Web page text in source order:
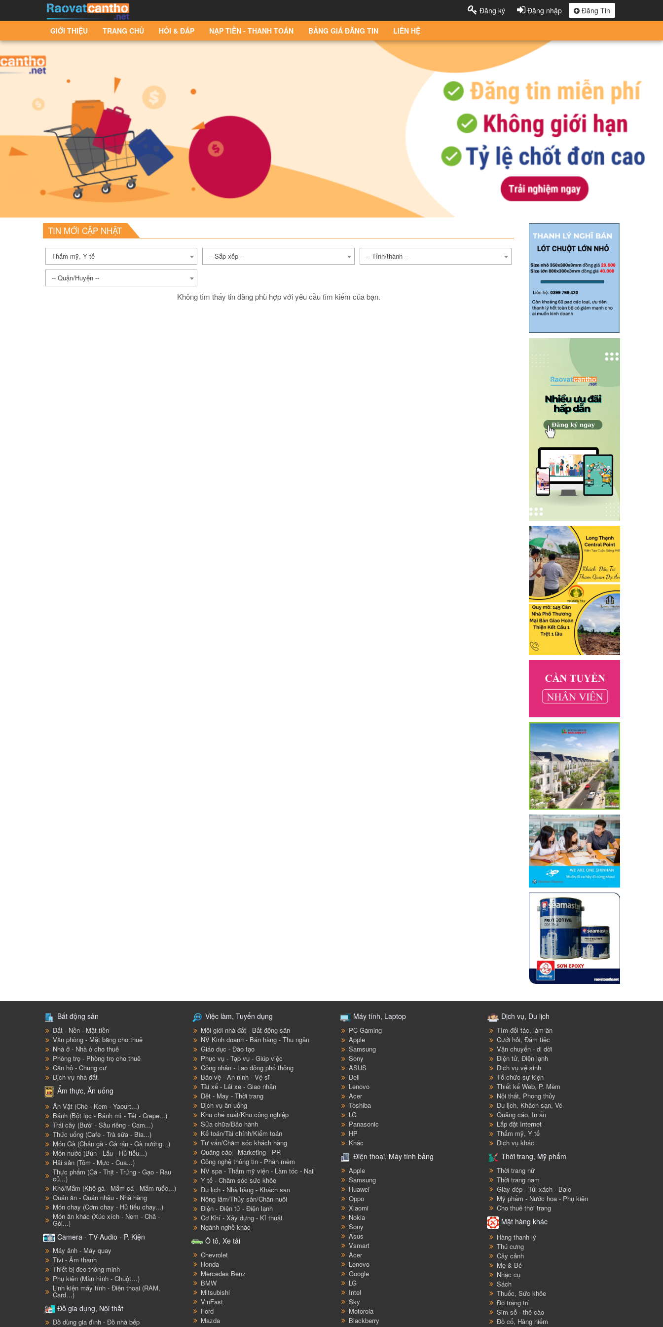
Đăng ký Đăng nhập Đăng Tin
GIỚI THIỆU TRANG CHỦ HỎI & ĐÁP NẠP TIỀN - THANH TOÁN BẢNG GIÁ ĐĂNG TIN LIÊN HỆ
TIN MỚI CẬP NHẬT
Thẩm mỹ, Y tế -- Sắp xếp -- -- Tỉnh/thành --
-- Quận/Huyện --
Không tìm thấy tin đăng phù hợp với yêu cầu tìm kiếm của bạn.
Bất động sản
Đất - Nền - Mặt tiền
Văn phòng - Mặt bằng cho thuê
Nhà ở - Nhà ở cho thuê
Phòng trọ - Phòng trọ cho thuê
Căn hộ - Chung cư
Dịch vụ nhà đất
Ẩm thực, Ăn uống
Ăn Vặt (Chè - Kem - Yaourt...)
Bánh (Bột lọc - Bánh mì - Tét - Crepe...)
Trái cây (Bưởi - Sầu riêng - Cam...)
Thức uống (Cafe - Trà sữa - Bia...)
Món Gà (Chân gà - Gà rán - Gà nướng...)
Món nước (Bún - Lẩu - Hủ tiếu...)
Hải sản (Tôm - Mực - Cua...)
Thực phẩm (Cá - Thịt - Trứng - Gạo - Rau
củ...)
Khô/Mắm (Khô gà - Mắm cá - Mắm ruốc...)
Quán ăn - Quán nhậu - Nhà hàng
Món chay (Cơm chay - Hủ tiếu chay...)
Món ăn khác (Xúc xích - Nem - Chả -
Gỏi...)
Camera - TV-Audio - P. Kiện
Máy ảnh - Máy quay
Tivi - Âm thanh
Thiết bị đeo thông minh
Phụ kiện (Màn hình - Chuột…)
Linh kiện máy tính - Điện thoại (RAM,
Card…)
Đồ gia dụng, Nội thất
Đồ dùng gia đình - Đồ nhà bếp
Việc làm, Tuyển dụng
Môi giới nhà đất - Bất động sản
NV Kinh doanh - Bán hàng - Thu ngân
Giáo dục - Đào tạo
Phục vụ - Tạp vụ - Giúp việc
Công nhân - Lao động phổ thông
Bảo vệ - An ninh - Vệ sĩ
Tài xế - Lái xe - Giao nhận
Dệt - May - Thời trang
Dịch vụ ăn uống
Khu chế xuất/Khu công nghiệp
Sửa chữa/Bảo hành
Kế toán/Tài chính/Kiểm toán
Tư vấn/Chăm sóc khách hàng
Quảng cáo - Marketing - PR
Công nghệ thông tin - Phần mềm
NV spa - Thẩm mỹ viện - Làm tóc - Nail
Y tế - Chăm sóc sức khỏe
Du lịch - Nhà hàng - Khách sạn
Nông lâm/Thủy sản/Chăn nuôi
Điện - Điện tử - Điện lạnh
Cơ Khí - Xây dựng - Kỉ thuật
Ngành nghề khác
Ô tô, Xe tải
Chevrolet
Honda
Mercedes Benz
BMW
Mitsubishi
VinFast
Ford
Mazda
Máy tính, Laptop
PC Gaming
Apple
Samsung
Sony
ASUS
Dell
Lenovo
Acer
Toshiba
LG
Panasonic
HP
Khác
Điện thoại, Máy tính bảng
Apple
Samsung
Huawei
Oppo
Xiaomi
Nokia
Sony
Asus
Vsmart
Acer
Lenovo
Google
LG
Intel
Sky
Motorola
Blackberry
Dịch vụ, Du lịch
Tìm đối tác, làm ăn
Cưới hỏi, Đám tiệc
Vận chuyển - di dời
Điện tử, Điện lạnh
Dịch vụ vệ sinh
Tổ chức sự kiện
Thiết kế Web, P. Mềm
Nội thất, Phong thủy
Du lịch, Khách sạn, Vé
Quảng cáo, In ấn
Lắp đặt Internet
Thẩm mỹ, Y tế
Dịch vụ khác
Thời trang, Mỹ phẩm
Thời trang nữ
Thời trang nam
Giày dép - Túi xách - Balo
Mỹ phẩm - Nước hoa - Phụ kiện
Cho thuê thời trang
Mặt hàng khác
Hàng thanh lý
Thú cưng
Cây cảnh
Mẹ & Bé
Nhạc cụ
Sách
Thuốc, Sức khỏe
Đồ trang trí
Sim số - thẻ cào
Đồ cổ, Hàng hiếm